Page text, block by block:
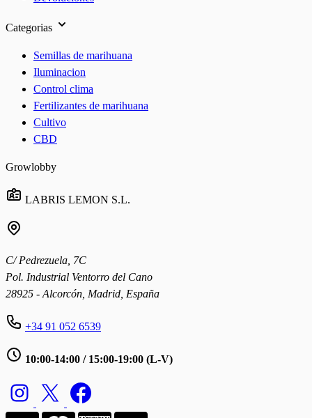
Categorias
Semillas de marihuana
Iluminacion
Control clima
Fertilizantes de marihuana
Cultivo
CBD
Growlobby
LABRIS LEMON S.L.
C/ Pedrezuela, 7C
Pol. Industrial Ventorro del Cano
28925 - Alcorcón, Madrid, España
+34 91 052 6539
10:00-14:00 / 15:00-19:00 (L-V)